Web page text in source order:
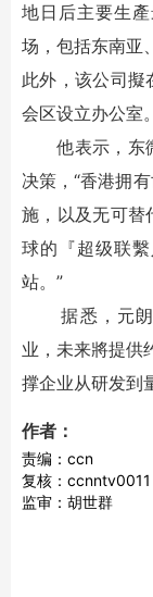
地日后主要生
场，包括东南亚
此外，该公司擬
会区设立办公室。
他表示，东微
决策，“香港拥
施，以及无可替
球的『超级联
站。”
据悉，元朗
业，未来將提供
撑企业从研发到
作者：
责编：ccn
复核：ccnntv0011
监审：胡世群